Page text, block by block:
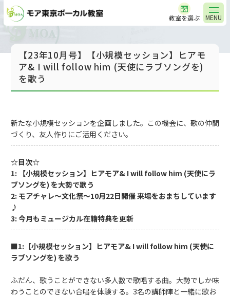
MENU
教室を選ぶ
【23年10月号】【小規模セッション】ヒアモ
ア& I will follow him (天使にラブソングを)
を歌う
新たな小規模セッションを企画しました。この機会に、歌の仲間
づくり、友人作りにご活用ください。
☆目次☆
1: 【小規模セッション】ヒアモア& I will follow him (天使にラ
ブソングを) を大勢で歌う
2: モアチャレ～文化祭～10月22日開催 来場をおまちしています
♪
3: 今月もミュージカル在籍特典を更新
■1:【小規模セッション】ヒアモア& I will follow him (天使に
ラブソングを) を歌う
ふだん、歌うことができない多人数で歌唱する曲。大勢でしか味
わうことのできない合唱を体験する。3名の講師陣と一緒に歌お